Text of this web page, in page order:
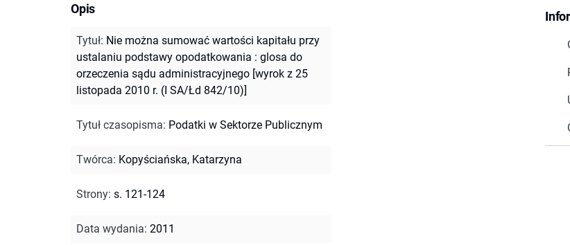
Opis
Tytuł: Nie można sumować wartości kapitału przy
ustalaniu podstawy opodatkowania : glosa do
orzeczenia sądu administracyjnego [wyrok z 25
listopada 2010 r. (I SA/Łd 842/10)]
Tytuł czasopisma: Podatki w Sektorze Publicznym
Twórca: Kopyściańska, Katarzyna
Strony: s. 121-124
Data wydania: 2011